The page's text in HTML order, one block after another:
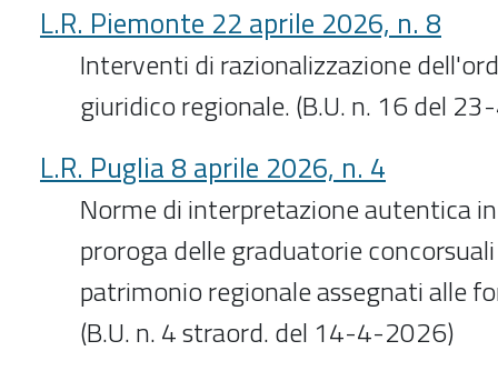
L.R. Piemonte 22 aprile 2026, n. 8
Interventi di razionalizzazione
giuridico regionale. (B.U. n. 16 del
L.R. Puglia 8 aprile 2026, n. 4
Norme di interpretazione autentica
proroga delle graduatorie
patrimonio regionale assegnati alle
(B.U. n. 4 straord. del 14-4-2026)